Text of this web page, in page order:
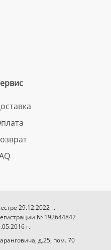
29.12.2022 г.
№ 192644842
г.
д.25, пом. 70